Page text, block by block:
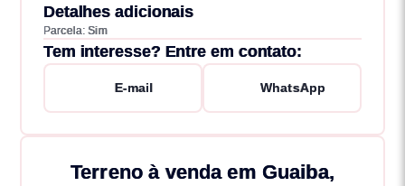
Detalhes adicionais
Parcela: Sim
Tem interesse? Entre em contato:
E-mail WhatsApp
Terreno à venda em Guaiba,